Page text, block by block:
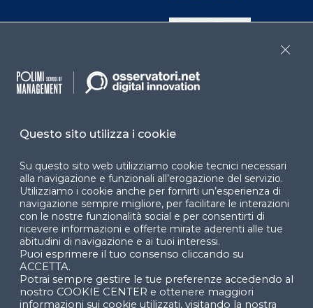
Cookie Center
Facebook LinkedIn
© 2024 Copyright © Politecnico di Milano Dipartimento
di Ingegneria Gestionale
Questo sito utilizza i cookie
Su questo sito web utilizziamo cookie tecnici necessari
alla navigazione e funzionali all’erogazione del servizio.
Utilizziamo i cookie anche per fornirti un’esperienza di
navigazione sempre migliore, per facilitare le interazioni
con le nostre funzionalità social e per consentirti di
ricevere informazioni e offerte mirate aderenti alle tue
abitudini di navigazione e ai tuoi interessi.
Puoi esprimere il tuo consenso cliccando su
ACCETTA.
Potrai sempre gestire le tue preferenze accedendo al
nostro COOKIE CENTER e ottenere maggiori
informazioni sui cookie utilizzati, visitando la nostra